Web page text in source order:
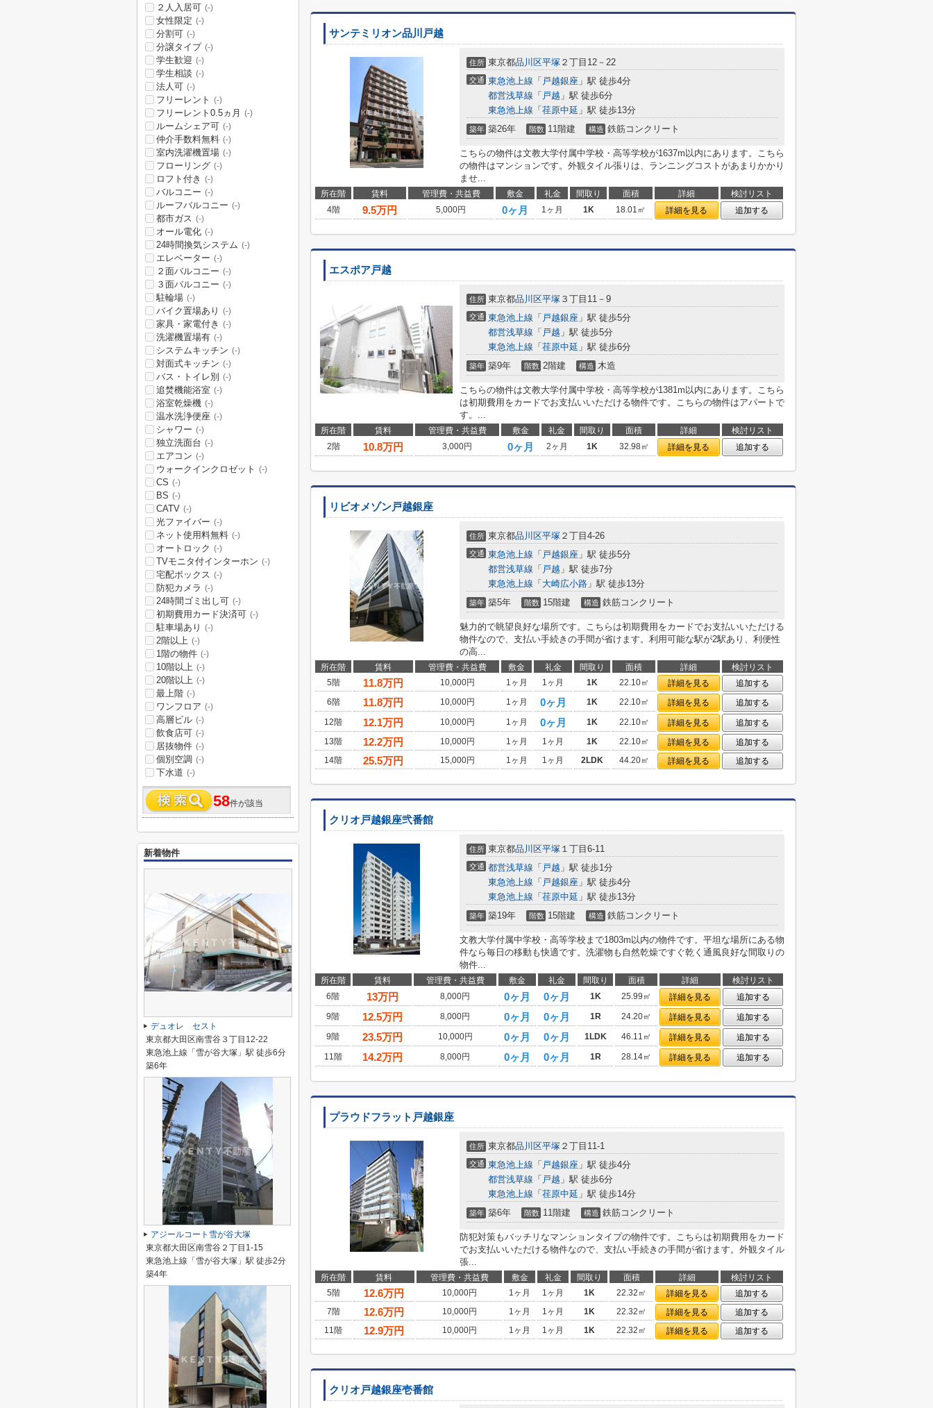
サンテミリオン品川戸越
住所 東京都品川区平塚 ２丁目12－22
交通 東急池上線 「 戸越銀座 」駅 徒歩4分
都営浅草線 「 戸越 」駅 徒歩6分
東急池上線 「 荏原中延 」駅 徒歩13分
築年 築26年 階数 11階建 構造 鉄筋コンクリート
こちらの物件は文教大学付属中学校・高等学校が1637m以内にあります。こちら
の物件はマンションです。外観タイル張りは、ランニングコストがあまりかかり
ませ...
所在階 賃料 管理費・共益費 敷金 礼金 間取り 面積 詳細
検討リスト
4階
9.5万円 5,000円 0ヶ月 1ヶ月 1K 18.01㎡ 詳細を見る 追加する
エスポア戸越
住所 東京都品川区平塚 ３丁目11－9
交通 東急池上線 「 戸越銀座 」駅 徒歩5分
都営浅草線 「 戸越 」駅 徒歩5分
東急池上線 「 荏原中延 」駅 徒歩6分
築年 築9年 階数 2階建 構造 木造
こちらの物件は文教大学付属中学校・高等学校が1381m以内にあります。こちら
は初期費用をカードでお支払いいただける物件です。こちらの物件はアパートで
す。...
所在階 賃料 管理費・共益費 敷金 礼金 間取り 面積 詳細
検討リスト
2階
10.8万円 3,000円 0ヶ月 2ヶ月 1K 32.98㎡ 詳細を見る 追加する
リビオメゾン戸越銀座
住所 東京都品川区平塚 ２丁目4-26
交通 東急池上線 「 戸越銀座 」駅 徒歩5分
都営浅草線 「 戸越 」駅 徒歩7分
東急池上線 「 大崎広小路 」駅 徒歩13分
築年 築5年 階数 15階建 構造 鉄筋コンクリート
魅力的で眺望良好な場所です。こちらは初期費用をカードでお支払いいただける
物件なので、支払い手続きの手間が省けます。利用可能な駅が2駅あり、利便性
の高...
所在階 賃料 管理費・共益費 敷金 礼金 間取り 面積 詳細
検討リスト
5階
11.8万円 10,000円 1ヶ月 1ヶ月 1K 22.10㎡ 詳細を見る
追加する
6階
11.8万円 10,000円 1ヶ月 0ヶ月 1K 22.10㎡ 詳細を見る
追加する
12階
12.1万円 10,000円 1ヶ月 0ヶ月 1K 22.10㎡ 詳細を見る
追加する
13階
12.2万円 10,000円 1ヶ月 1ヶ月 1K 22.10㎡ 詳細を見る
追加する
14階
25.5万円 15,000円 1ヶ月 1ヶ月 2LDK 44.20㎡ 詳細を見る 追加する
クリオ戸越銀座弐番館
住所 東京都品川区平塚 １丁目6-11
交通 都営浅草線 「 戸越 」駅 徒歩1分
東急池上線 「 戸越銀座 」駅 徒歩4分
東急池上線 「 荏原中延 」駅 徒歩13分
築年 築19年 階数 15階建 構造 鉄筋コンクリート
文教大学付属中学校・高等学校まで1803m以内の物件です。平坦な場所にある物
件なら毎日の移動も快適です。洗濯物も自然乾燥ですぐ乾く通風良好な間取りの
物件...
所在階 賃料 管理費・共益費 敷金 礼金 間取り 面積 詳細
検討リスト
6階
13万円 8,000円 0ヶ月 0ヶ月 1K 25.99㎡ 詳細を見る
追加する
9階
12.5万円 8,000円 0ヶ月 0ヶ月 1R 24.20㎡ 詳細を見る
追加する
9階
23.5万円 10,000円 0ヶ月 0ヶ月 1LDK 46.11㎡ 詳細を見る
追加する
11階
14.2万円 8,000円 0ヶ月 0ヶ月 1R 28.14㎡ 詳細を見る 追加する
プラウドフラット戸越銀座
住所 東京都品川区平塚 ２丁目11-1
交通 東急池上線 「 戸越銀座 」駅 徒歩4分
都営浅草線 「 戸越 」駅 徒歩6分
東急池上線 「 荏原中延 」駅 徒歩14分
築年 築6年 階数 11階建 構造 鉄筋コンクリート
防犯対策もバッチリなマンションタイプの物件です。こちらは初期費用をカード
でお支払いいただける物件なので、支払い手続きの手間が省けます。外観タイル
張...
所在階 賃料 管理費・共益費 敷金 礼金 間取り 面積 詳細
検討リスト
5階
12.6万円 10,000円 1ヶ月 1ヶ月 1K 22.32㎡ 詳細を見る
追加する
7階
12.6万円 10,000円 1ヶ月 1ヶ月 1K 22.32㎡ 詳細を見る
追加する
11階
12.9万円 10,000円 1ヶ月 1ヶ月 1K 22.32㎡ 詳細を見る 追加する
クリオ戸越銀座壱番館
２人入居可 (-)
女性限定 (-)
分割可 (-)
分譲タイプ (-)
学生歓迎 (-)
学生相談 (-)
法人可 (-)
フリーレント (-)
フリーレント0.5ヵ月 (-)
ルームシェア可 (-)
仲介手数料無料 (-)
室内洗濯機置場 (-)
フローリング (-)
ロフト付き (-)
バルコニー (-)
ルーフバルコニー (-)
都市ガス (-)
オール電化 (-)
24時間換気システム (-)
エレベーター (-)
２面バルコニー (-)
３面バルコニー (-)
駐輪場 (-)
バイク置場あり (-)
家具・家電付き (-)
洗濯機置場有 (-)
システムキッチン (-)
対面式キッチン (-)
バス・トイレ別 (-)
追焚機能浴室 (-)
浴室乾燥機 (-)
温水洗浄便座 (-)
シャワー (-)
独立洗面台 (-)
エアコン (-)
ウォークインクロゼット (-)
CS (-)
BS (-)
CATV (-)
光ファイバー (-)
ネット使用料無料 (-)
オートロック (-)
TVモニタ付インターホン (-)
宅配ボックス (-)
防犯カメラ (-)
24時間ゴミ出し可 (-)
初期費用カード決済可 (-)
駐車場あり (-)
2階以上 (-)
1階の物件 (-)
10階以上 (-)
20階以上 (-)
最上階 (-)
ワンフロア (-)
高層ビル (-)
飲食店可 (-)
居抜物件 (-)
個別空調 (-)
下水道 (-)
58件が該当
新着物件
デュオレ セスト
東京都大田区南雪谷３丁目12-22
東急池上線「雪が谷大塚」駅 徒歩6分
築6年
アジールコート雪が谷大塚
東京都大田区南雪谷２丁目1-15
東急池上線「雪が谷大塚」駅 徒歩2分
築4年